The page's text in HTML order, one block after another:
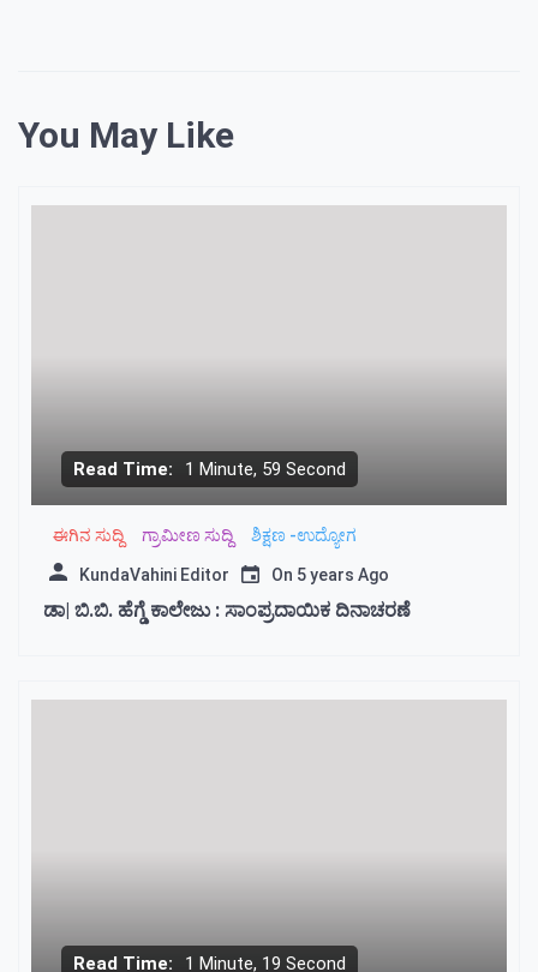
You May Like
Read Time: 1 Minute, 59 Second
ಈಗಿನ ಸುದ್ದಿ ಗ್ರಾಮೀಣ ಸುದ್ದಿ ಶಿಕ್ಷಣ -ಉದ್ಯೋಗ
KundaVahini Editor On 5 years Ago
ಡಾ| ಬಿ.ಬಿ. ಹೆಗ್ಡೆ ಕಾಲೇಜು : ಸಾಂಪ್ರದಾಯಿಕ ದಿನಾಚರಣೆ
Read Time: 1 Minute, 19 Second